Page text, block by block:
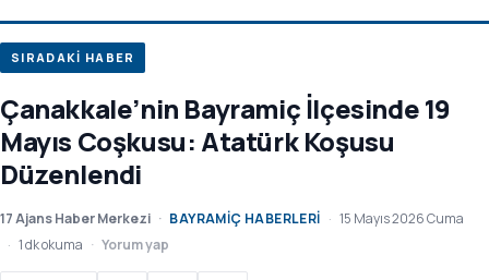
SIRADAKİ HABER
Çanakkale’nin Bayramiç İlçesinde 19
Mayıs Coşkusu: Atatürk Koşusu
Düzenlendi
17 Ajans Haber Merkezi BAYRAMIÇ HABERLERI
15 Mayıs 2026 Cuma
1 dk okuma
Yorum yap